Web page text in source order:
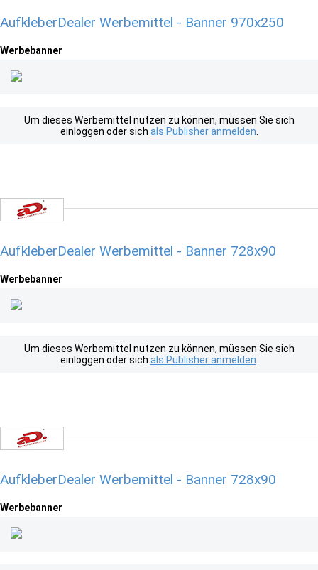
AufkleberDealer Werbemittel - Banner 970x250
Werbebanner
Um dieses Werbemittel nutzen zu können, müssen Sie sich
einloggen oder sich als Publisher anmelden
AufkleberDealer Werbemittel - Banner 728x90
Werbebanner
Um dieses Werbemittel nutzen zu können, müssen Sie sich
einloggen oder sich als Publisher anmelden
AufkleberDealer Werbemittel - Banner 728x90
Werbebanner